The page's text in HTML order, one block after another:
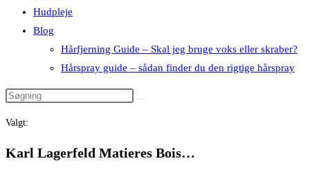
Hudpleje
Blog
Hårfjerning Guide – Skal jeg bruge voks eller skraber?
Hårspray guide – sådan finder du den rigtige hårspray
Valgt:
Karl Lagerfeld Matieres Bois…